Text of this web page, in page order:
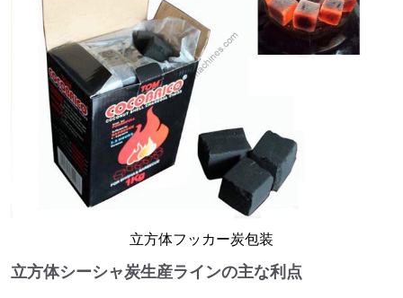
立方体フッカー炭包装
立方体シーシャ炭生産ラインの主な利点